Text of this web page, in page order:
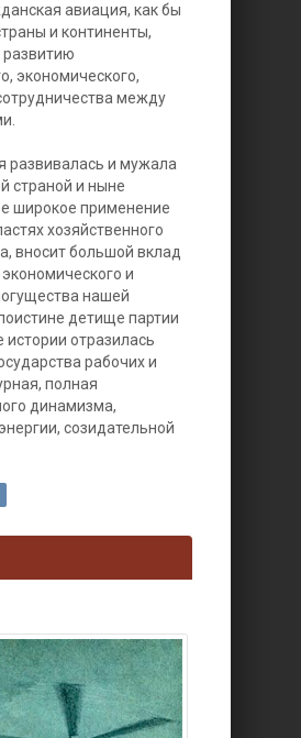
авиация, как бы
и континенты,
развитию
экономического,
между
развивалась и мужала
страной и ныне
широкое применение
хозяйственного
вносит большой вклад
и
нашей
детище партии
истории отразилась
рабочих и
полная
динамизма,
созидательной